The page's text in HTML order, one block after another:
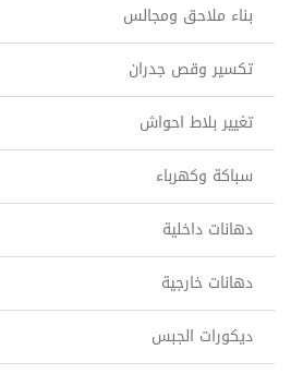
بناء ملاحق ومجالس
تكسير وقص جدران
تغيير بلاط احواش
سباكة وكهرباء
دهانات داخلية
دهانات خارجية
ديكورات الجبس